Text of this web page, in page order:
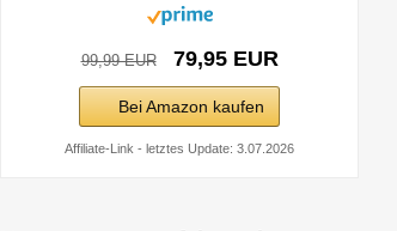
99,99 EUR 79,95 EUR
Bei Amazon kaufen
Affiliate-Link - letztes Update: 3.07.2026